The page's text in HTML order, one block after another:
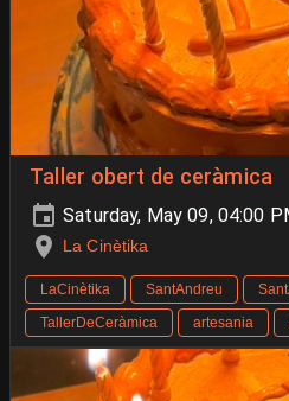
Taller obert de ceràmica
Saturday, May 09, 04:00
La Cinètika
LaCinètika SantAndreu
TallerDeCeràmica
artesania